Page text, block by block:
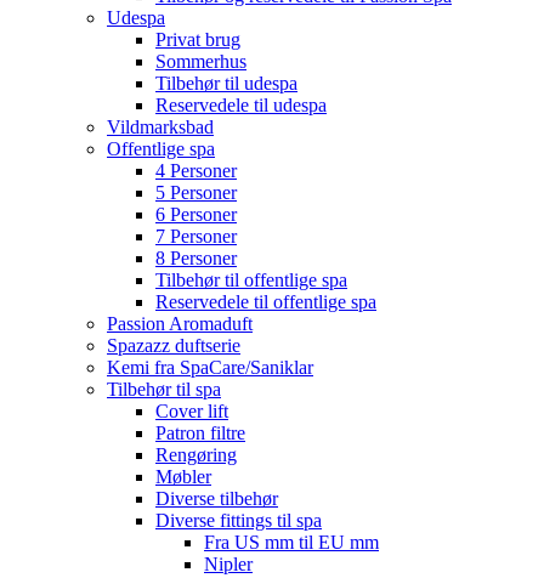
Udespa
Privat brug
Sommerhus
Tilbehør til udespa
Reservedele til udespa
Vildmarksbad
Offentlige spa
4 Personer
5 Personer
6 Personer
7 Personer
8 Personer
Tilbehør til offentlige spa
Reservedele til offentlige spa
Passion Aromaduft
Spazazz duftserie
Kemi fra SpaCare/Saniklar
Tilbehør til spa
Cover lift
Patron filtre
Rengøring
Møbler
Diverse tilbehør
Diverse fittings til spa
Fra US mm til EU mm
Nipler